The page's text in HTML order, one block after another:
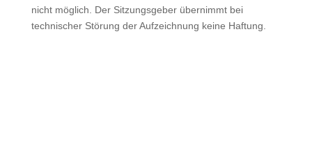
nicht möglich. Der Sitzungsgeber übernimmt bei
technischer Störung der Aufzeichnung keine Haftung.